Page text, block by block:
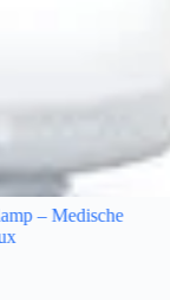
– Medische